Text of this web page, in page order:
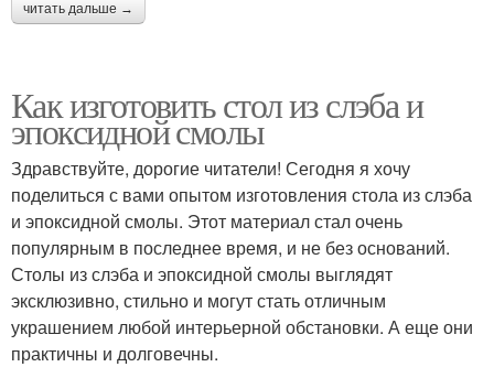
читать дальше →
Как изготовить стол из слэба и
эпоксидной смолы
Здравствуйте, дорогие читатели! Сегодня я хочу
поделиться с вами опытом изготовления стола из слэба
и эпоксидной смолы. Этот материал стал очень
популярным в последнее время, и не без оснований.
Столы из слэба и эпоксидной смолы выглядят
эксклюзивно, стильно и могут стать отличным
украшением любой интерьерной обстановки. А еще они
практичны и долговечны.